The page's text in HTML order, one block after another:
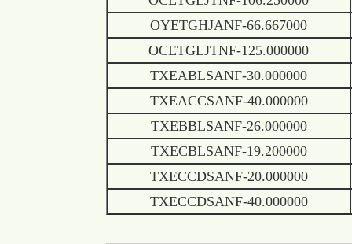
OYETGHJANF-66.667000
OCETGLJTNF-125.000000
TXEABLSANF-30.000000
TXEACCSANF-40.000000
TXEBBLSANF-26.000000
TXECBLSANF-19.200000
TXECCDSANF-20.000000
TXECCDSANF-40.000000